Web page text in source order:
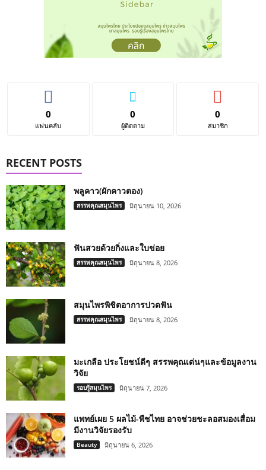
0
แฟนคลับ
0
ผู้ติดตาม
0
สมาชิก
RECENT POSTS
พลูคาว(ผักคาวตอง)
สรรพคุณสมุนไพร มิถุนายน 10, 2026
ฟันสวยด้วยกิ่งและใบข่อย
สรรพคุณสมุนไพร มิถุนายน 8, 2026
สมุนไพรพิชิตอาการปวดฟัน
สรรพคุณสมุนไพร มิถุนายน 8, 2026
มะเกลือ ประโยชน์ดีๆ สรรพคุณเด่นๆและข้อมูลงาน
วิจัย
รอบรู้สมุนไพร มิถุนายน 7, 2026
แพทย์เผย 5 ผลไม้-พืชไทย อาจช่วยชะลอสมองเสื่อม
มีงานวิจัยรองรับ
Beauty มิถุนายน 6, 2026